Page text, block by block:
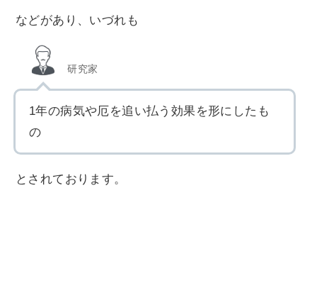
などがあり、いづれも
研究家
1年の病気や厄を追い払う効果を形にしたも
の
とされております。